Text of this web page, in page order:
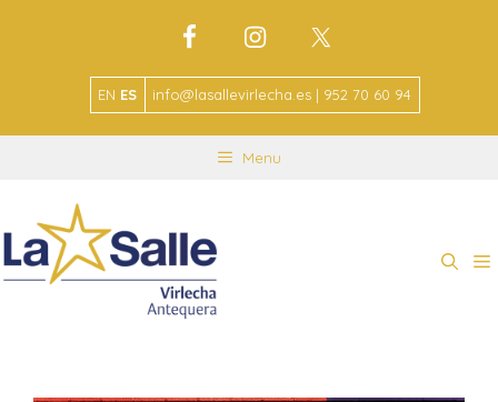
EN ES info@lasallevirlecha.es | 952 70 60 94
Menu